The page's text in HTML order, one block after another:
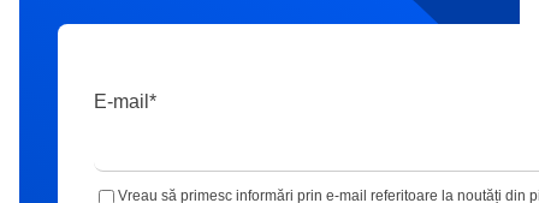
E-mail *
Vreau să primesc informări prin e-mail referitoare la noutăți din